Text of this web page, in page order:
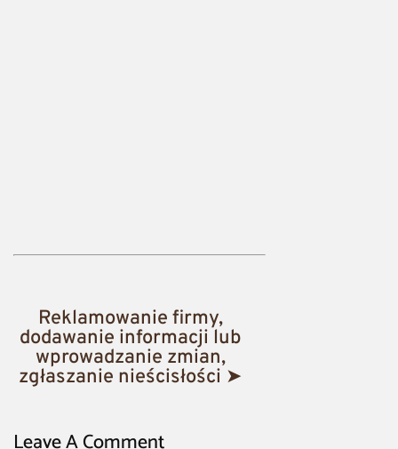
Reklamowanie firmy,
dodawanie informacji lub
wprowadzanie zmian,
zgłaszanie nieścisłości ➤
Leave A Comment